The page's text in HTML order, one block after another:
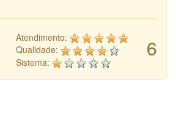
6
Atendimento:
Qualidade:
Sistema: